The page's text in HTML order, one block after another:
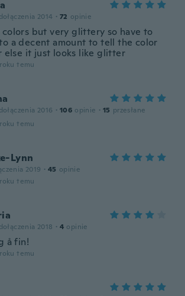
2014 · 72 opinie
but very glittery so have to
a decent amount to tell the color
else it just looks like glitter
temu
2016 · 106 opinie · 15 przesłane
temu
Lynn
2019 · 45 opinie
temu
2018 · 4 opinie
å fin!
temu